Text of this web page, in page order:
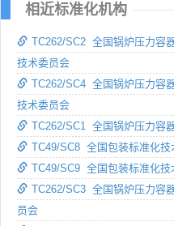
相近标准化机构
TC262/SC2 全国锅炉压力容
技术委员会
TC262/SC4 全国锅炉压力容
技术委员会
TC262/SC1 全国锅炉压力容
TC49/SC8 全国包装标准化
TC49/SC9 全国包装标准化
TC262/SC3 全国锅炉压力容
员会